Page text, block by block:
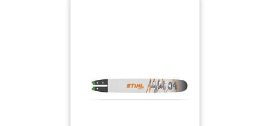
renvoi montée sur un
palier robuste, qui ne